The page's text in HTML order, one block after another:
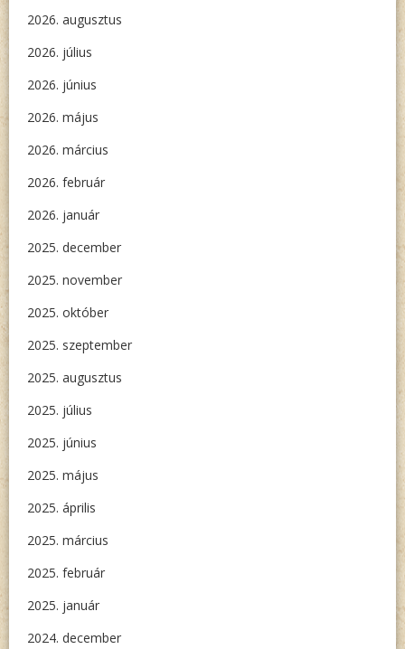
2026. augusztus
2026. július
2026. június
2026. május
2026. március
2026. február
2026. január
2025. december
2025. november
2025. október
2025. szeptember
2025. augusztus
2025. július
2025. június
2025. május
2025. április
2025. március
2025. február
2025. január
2024. december